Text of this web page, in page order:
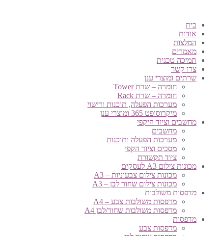
בית
אודות
המלצות
מאמרים
תמיכה טכנית
צרו קשר
שרתים ומוצרי ענן
חומרה – שרת Tower
חומרה – שרת Rack
מערכות הפעלה, תוכנות ורישוי
מיקרוסופט 365 ומוצרי ענן
מחשבים וציוד היקפי
מחשבים
מערכות הפעלה ותוכנות
מסכים וציוד הקפי
ציוד תקשורת
מכונות צילום A3 לעסקים
מכונות צילום צבעוניות – A3
מכונות צילום שחור לבן – A3
מדפסות משולבות
מדפסות משולבות צבע – A4
מדפסות משולבות שחור/לבן A4
מדפסות
מדפסות צבע